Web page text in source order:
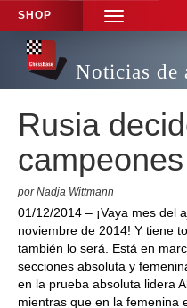
SHOP
TOGGLE
NAVIGATION
Noticias de
Rusia
por Nadja Wittmann
01/12/2014 – ¡Vaya mes del
noviembre de 2014! Y tiene
también lo será. Está en
secciones absoluta y
en la prueba absoluta lidera
mientras que en la femenina